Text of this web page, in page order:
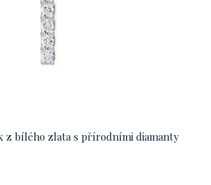
z bílého zlata s přírodními diamanty